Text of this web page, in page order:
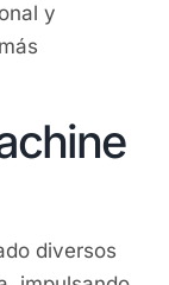
y
diversos